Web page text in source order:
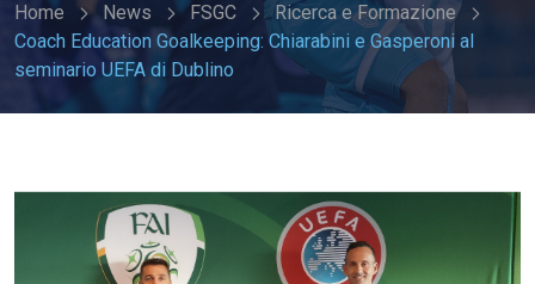
Home News FSGC
Ricerca e Formazione
Coach Education Goalkeeping: Chiarabini e Gasperoni al
seminario UEFA di Dublino